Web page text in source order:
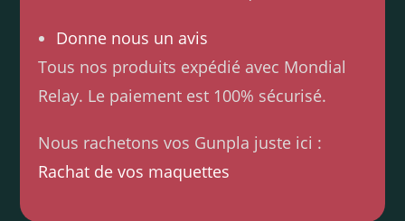
Donne nous un avis
Tous nos produits expédié avec Mondial
Relay. Le paiement est 100% sécurisé.
Nous rachetons vos Gunpla juste ici :
Rachat de vos maquettes